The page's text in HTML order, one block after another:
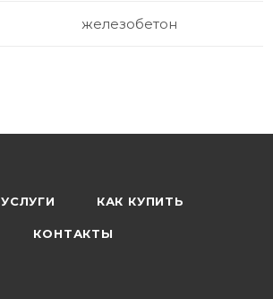
железобетон
УСЛУГИ КАК КУПИТЬ
КОНТАКТЫ